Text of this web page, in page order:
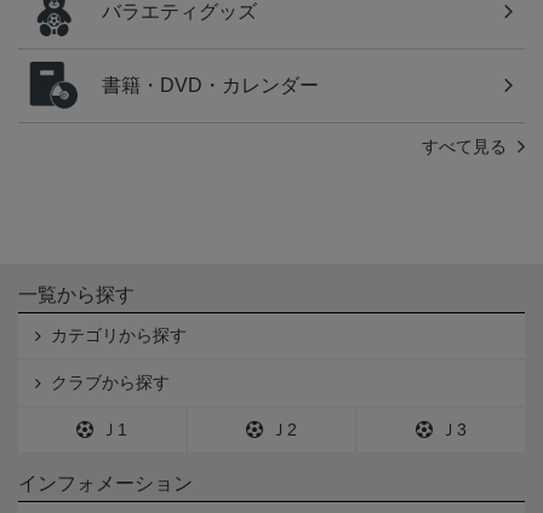
バラエティグッズ
書籍・DVD・カレンダー
すべて見る
一覧から探す
カテゴリから探す
クラブから探す
Ｊ1 Ｊ2 Ｊ3
インフォメーション